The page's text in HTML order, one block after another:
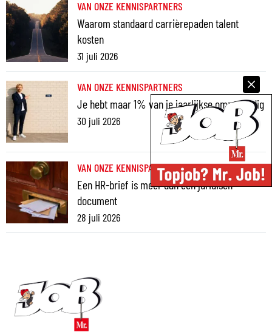
VAN ONZE KENNISPARTNERS
Waarom standaard carrièrepaden talent
kosten
31 juli 2026
VAN ONZE KENNISPARTNERS
Je hebt maar 1% van je jaarlijkse omzet nodig
30 juli 2026
VAN ONZE KENNISPARTNERS
Een HR-brief is meer dan een juridisch
document
28 juli 2026